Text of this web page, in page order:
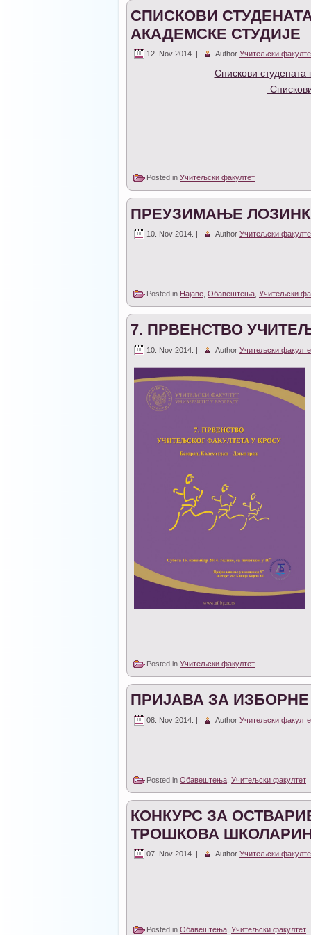
СПИСКОВИ
АКАДЕМСКЕ СТУДИЈЕ
12. Nov 2014. | Author Учитељски
Спискови
Posted in Учитељски факултет
ПРЕУЗИМАЊЕ
10. Nov 2014. | Author Учитељски
Posted in Најаве Обавештења Учитељски
7. ПРВЕНСТВО
10. Nov 2014. | Author Учитељски
Posted in Учитељски факултет
ПРИЈАВА ЗА
08. Nov 2014. | Author Учитељски
Posted in Обавештења Учитељски факултет
КОНКУРС ЗА
ТРОШКОВА
07. Nov 2014. | Author Учитељски
Posted in Обавештења Учитељски факултет